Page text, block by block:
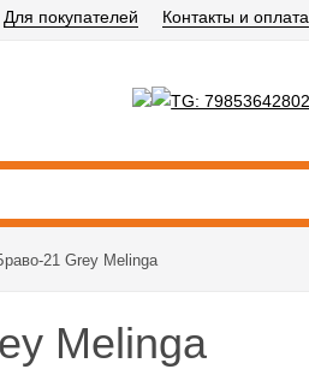
Для покупателей Контакты и оплата
21 Grey Melinga
Melinga